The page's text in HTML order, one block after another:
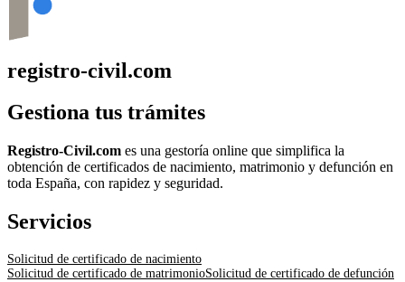
registro-civil.com
Gestiona tus trámites
Registro-Civil.com es una gestoría online que simplifica la
obtención de certificados de nacimiento, matrimonio y defunción en
toda España, con rapidez y seguridad.
Servicios
Solicitud de certificado de nacimiento
Solicitud de certificado de matrimonioSolicitud de certificado de defunción